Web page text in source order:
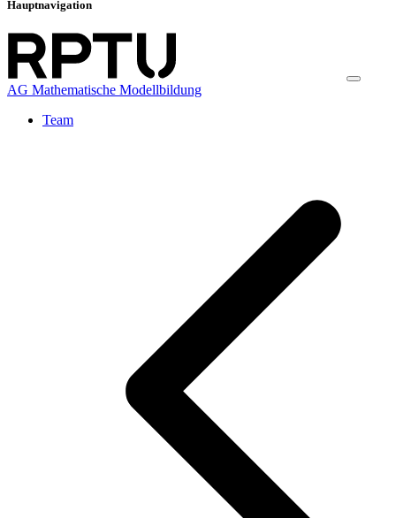
Hauptnavigation
AG Mathematische Modellbildung
Team